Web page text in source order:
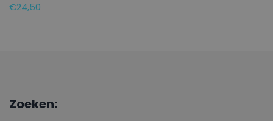
€24,50
Zoeken: